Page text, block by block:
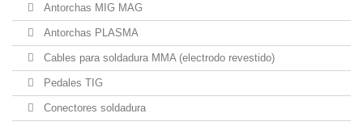
Antorchas MIG MAG
Antorchas PLASMA
Cables para soldadura MMA (electrodo revestido)
Pedales TIG
Conectores soldadura